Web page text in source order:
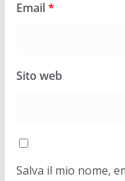
Email*
Sito web
Salva il mio nome,